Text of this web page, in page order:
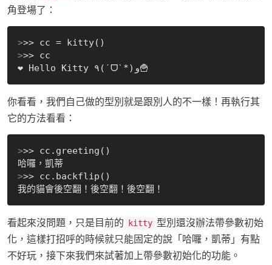
角登場了：
>>> cc = kitty()
>>> cc
你看看，我們自己做的型別就是跟別人的不一樣！再執行其
它的方法看看：
>>> cc.greeting()
哈囉，凱蒂
>>> cc.backflip()
看起來沒問題，只是目前的 kitty 型別還沒辦法帶參數初始
化，這樣打招呼的時候就只能固定的說「哈囉，凱蒂」有點
不好玩，接下來我們來試著加上帶參數初始化的功能。